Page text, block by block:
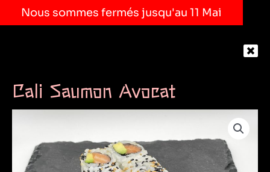
Nous sommes fermés jusqu'au 11 Mai
Cali Saumon Avocat